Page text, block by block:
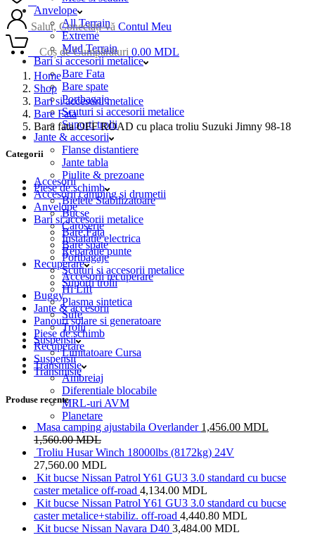
Anvelope
All Terrain
Extreme
Mud Terrain
Bari si accesorii metalice
Bare Fata
Bare spate
Portbagaje
Scuturi si accesorii metalice
Suporti trolii
Jante & accesorii
Flanse distantiere
Jante tabla
Piulite & prezoane
Piese de schimb
Bielete Stabilizatoare
Bucse
Caroserie
Instalatie electrica
Reparatie punte
Recuperare
Accesorii recuperare
Hi Lift
Plasma sintetica
Sufe
Trolii
Suspensii
Limitatoare Cursa
Transmisie
Ambreiaj
Diferentiale blocabile
MRL-uri AVM
Planetare
Salut, Conectați-vă Contul Meu
Coș de Cumpărături 0.00 MDL
Home
Shop
Bari si accesorii metalice
Bare Fata
Bara fata OFF ROAD cu placa troliu Suzuki Jimny 98-18
Categorii
Accesorii
Accesorii camping si drumetii
Anvelope
Bari si accesorii metalice
Bare Fata
Bare spate
Portbagaje
Scuturi si accesorii metalice
Suporti trolii
Buggy
Jante & accesorii
Panouri solare si generatoare
Piese de schimb
Recuperare
Suspensii
Transmisie
Produse recente
Masa camping ajustabila Overlander 1,456.00 MDL
1,560.00MDL
Troliu Husar Winch 18000lbs (8172kg) 24V
27,560.00 MDL
Kit bucse Nissan Patrol Y61 GU3 3.0 standard cu bucse
caster metalice off-road 4,134.00 MDL
Kit bucse Nissan Patrol Y61 GU3 3.0 standard cu bucse
caster metalice+stabiliz. off-road 4,440.80 MDL
Kit bucse Nissan Navara D40 3,484.00 MDL